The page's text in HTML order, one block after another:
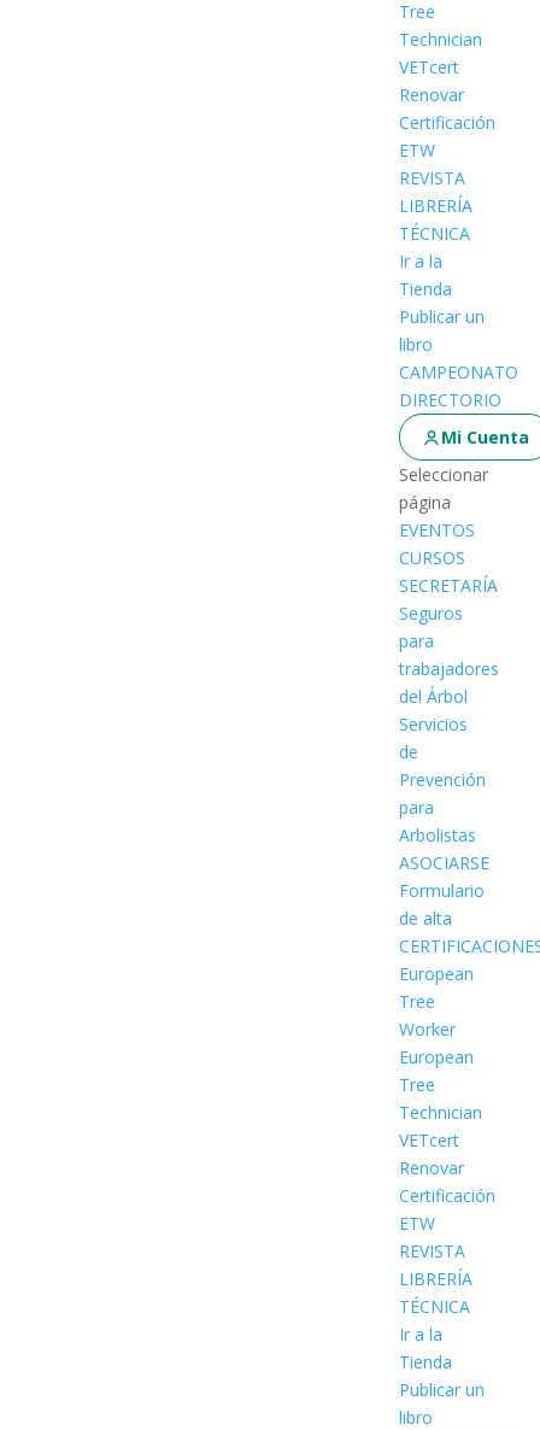
Tree
Technician
VETcert
Renovar
Certificación
ETW
REVISTA
LIBRERÍA
TÉCNICA
Ir a la
Tienda
Publicar un
libro
CAMPEONATO
DIRECTORIO
Mi Cuenta
Seleccionar
página
EVENTOS
CURSOS
SECRETARÍA
Seguros
para
trabajadores
del Árbol
Servicios
de
Prevención
para
Arbolistas
ASOCIARSE
Formulario
de alta
European
Tree
Worker
European
Tree
Technician
VETcert
Renovar
Certificación
ETW
REVISTA
LIBRERÍA
TÉCNICA
Ir a la
Tienda
Publicar un
libro